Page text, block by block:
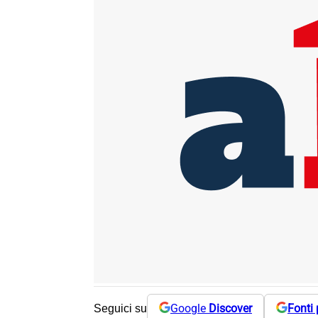
Seguici su Google Discover Fonti